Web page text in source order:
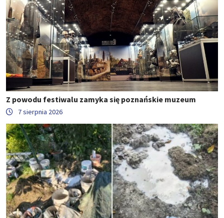
Z powodu festiwalu zamyka się poznańskie muzeum
7 sierpnia 2026